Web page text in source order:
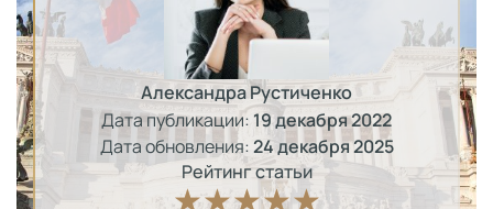
Александра Рустиченко
Дата публикации: 19 декабря 2022
Дата обновления:24 декабря 2025
Рейтинг статьи